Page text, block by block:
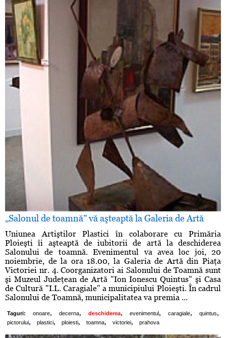
„Salonul de toamnă” vă aşteaptă la Galeria de Artă
Uniunea Artiştilor Plastici în colaborare cu Primăria
Ploieşti îi aşteaptă de iubitorii de artă la deschiderea
Salonului de toamnă. Evenimentul va avea loc joi, 20
noiembrie, de la ora 18.00, la Galeria de Artă din Piaţa
Victoriei nr. 4. Coorganizatori ai Salonului de Toamnă sunt
şi Muzeul Judeţean de Artă "Ion Ionescu Quintus" şi Casa
de Cultură "I.L. Caragiale" a municipiului Ploieşti. În cadrul
Salonului de Toamnă, municipalitatea va premia ...
Taguri: onoare, decerna, deschiderea, evenimentul, caragiale, quintus,
pictorului, plastici, ploiesti, toamna, victoriei, prahova